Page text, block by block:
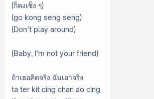
(ก็คงเซ็ง ๆ)
(go kong seng seng)
(Don’t play around)
(Baby, I’m not your friend)
ถ้าเธอคิดจริง ฉันเอาจริง
ta ter kit cing chan ao cing